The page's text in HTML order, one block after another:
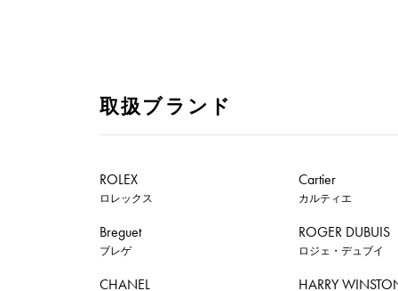
取扱ブランド
ROLEX
ロレックス
Cartier
カルティエ
Breguet
ブレゲ
ROGER DUBUIS
ロジェ・デュブイ
CHANEL HARRY